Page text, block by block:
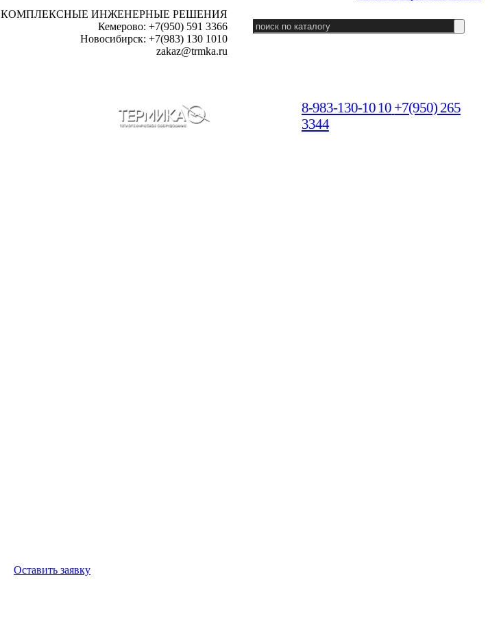
КОМПЛЕКСНЫЕ ИНЖЕНЕРНЫЕ РЕШЕНИЯ
Кемерово: +7(950) 591 3366
Новосибирск: +7(983) 130 1010
zakaz@trmka.ru
Оставить заявку
8-983-130-10 10 +7(950) 265
3344